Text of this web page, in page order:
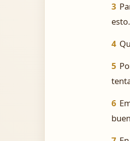
3
esto.
4
5
6